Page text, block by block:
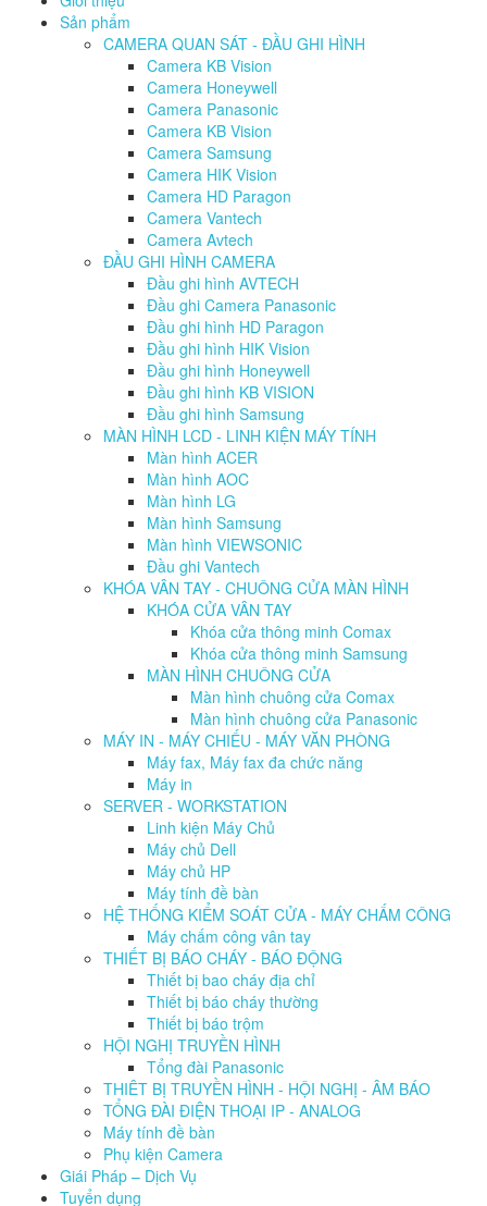
Sản phẩm
CAMERA QUAN SÁT - ĐẦU GHI HÌNH
Camera KB Vision
Camera Honeywell
Camera Panasonic
Camera KB Vision
Camera Samsung
Camera HIK Vision
Camera HD Paragon
Camera Vantech
Camera Avtech
ĐẦU GHI HÌNH CAMERA
Đầu ghi hình AVTECH
Đầu ghi Camera Panasonic
Đầu ghi hình HD Paragon
Đầu ghi hình HIK Vision
Đầu ghi hình Honeywell
Đầu ghi hình KB VISION
Đầu ghi hình Samsung
MÀN HÌNH LCD - LINH KIỆN MÁY TÍNH
Màn hình ACER
Màn hình AOC
Màn hình LG
Màn hình Samsung
Màn hình VIEWSONIC
Đầu ghi Vantech
KHÓA VÂN TAY - CHUÔNG CỬA MÀN HÌNH
KHÓA CỬA VÂN TAY
Khóa cửa thông minh Comax
Khóa cửa thông minh Samsung
MÀN HÌNH CHUÔNG CỬA
Màn hình chuông cửa Comax
Màn hình chuông cửa Panasonic
MÁY IN - MÁY CHIẾU - MÁY VĂN PHÒNG
Máy fax, Máy fax đa chức năng
Máy in
SERVER - WORKSTATION
Linh kiện Máy Chủ
Máy chủ Dell
Máy chủ HP
Máy tính đề bàn
HỆ THỐNG KIỂM SOÁT CỬA - MÁY CHẤM CÔNG
Máy chấm công vân tay
THIẾT BỊ BÁO CHÁY - BÁO ĐỘNG
Thiết bị bao cháy địa chỉ
Thiết bị báo cháy thường
Thiết bị báo trộm
HỘI NGHỊ TRUYỀN HÌNH
Tổng đài Panasonic
THIÊT BỊ TRUYỀN HÌNH - HỘI NGHỊ - ÂM BÁO
TỔNG ĐÀI ĐIỆN THOẠI IP - ANALOG
Máy tính đề bàn
Phụ kiện Camera
Giái Pháp – Dịch Vụ
Tuyển dụng